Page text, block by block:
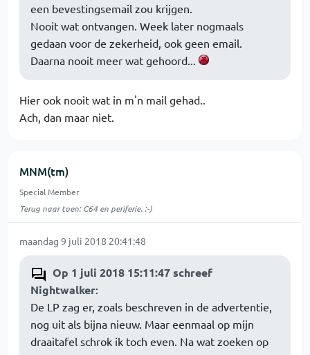
een bevestingsemail zou krijgen.
Nooit wat ontvangen. Week later nogmaals
gedaan voor de zekerheid, ook geen email.
Daarna nooit meer wat gehoord...
Hier ook nooit wat in m'n mail gehad..
Ach, dan maar niet.
MNM(tm)
Special Member
Terug naar toen: C64 en periferie. :-)
maandag 9 juli 2018 20:41:48
Op 1 juli 2018 15:11:47 schreef
Nightwalker:
De LP zag er, zoals beschreven in de advertentie,
nog uit als bijna nieuw. Maar eenmaal op mijn
draaitafel schrok ik toch even. Na wat zoeken op